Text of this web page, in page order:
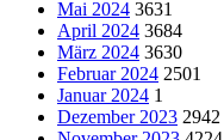
Mai 2024 3631
April 2024 3684
März 2024 3630
Februar 2024 2501
Januar 2024 1
Dezember 2023 2942